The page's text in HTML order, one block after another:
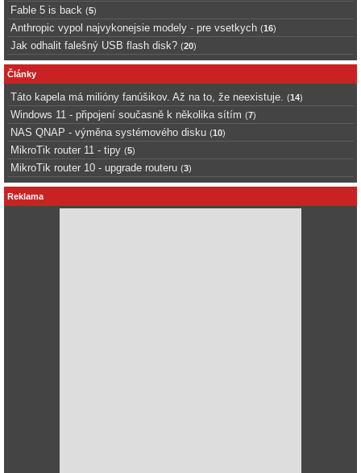
Fable 5 is back (5)
Anthropic vypol najvykonejsie modely - pre vsetkych (16)
Jak odhalit falešný USB flash disk? (20)
Články
Táto kapela má milióny fanúšikov. Až na to, že neexistuje. (14)
Windows 11 - připojení současně k několika sítím (7)
NAS QNAP - výměna systémového disku (10)
MikroTik router 11 - tipy (5)
MikroTik router 10 - upgrade routeru (3)
Reklama